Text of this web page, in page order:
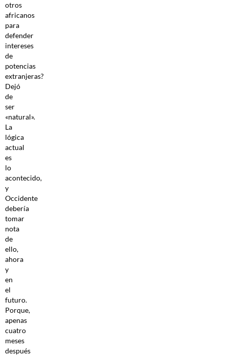
otros
africanos
para
defender
intereses
de
potencias
extranjeras?
Dejó
de
ser
«natural».
La
lógica
actual
es
lo
acontecido,
y
Occidente
debería
tomar
nota
de
ello,
ahora
y
en
el
futuro.
Porque,
apenas
cuatro
meses
después